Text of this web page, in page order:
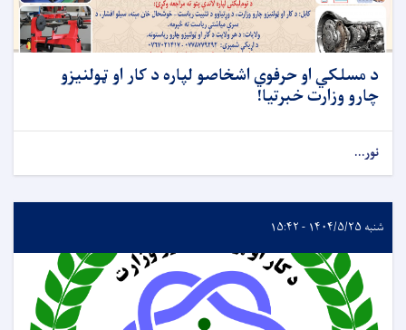
د مسلکي او حرفوي اشخاصو لپاره د کار او ټولنیزو
چارو وزارت خبرتیا!
نور...
شنبه ۱۴۰۴/۵/۲۵ - ۱۵:۴۲